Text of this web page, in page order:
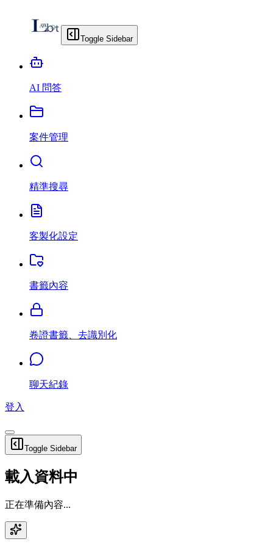
Toggle Sidebar
AI 問答
案件管理
精準搜尋
客製化設定
書籤內容
卷證書籤、去識別化
聊天紀錄
登入
Toggle Sidebar
載入資料中
正在準備內容...